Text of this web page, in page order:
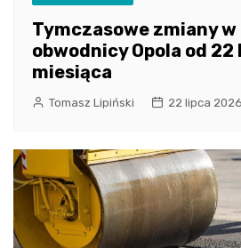
Tymczasowe zmiany
obwodnicy Opola od 22
miesiąca
Tomasz Lipiński 22 lipca 2026